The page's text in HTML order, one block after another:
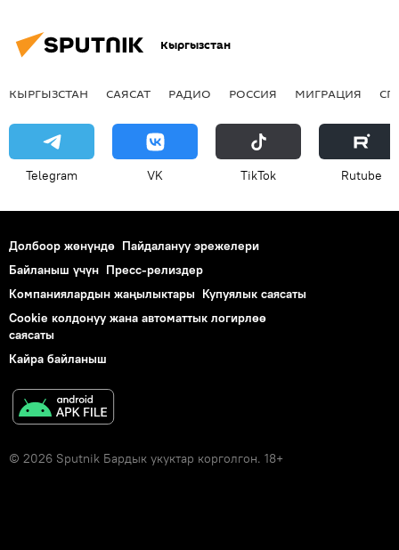
Кыргызстан
КЫРГЫЗСТАН САЯСАТ РАДИО РОССИЯ МИГРАЦИЯ
Telegram VK ТikТоk Rutube
Долбоор жөнүндө Пайдалануу эрежелери
Байланыш үчүн Пресс-релиздер
Компаниялардын жаңылыктары Купуялык саясаты
Cookie колдонуу жана автоматтык логирлөө
саясаты
Кайра байланыш
© 2026 Sputnik Бардык укуктар корголгон. 18+